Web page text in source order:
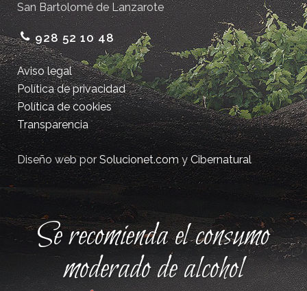
San Bartolomé de Lanzarote
928 52 10 48
Aviso legal
Política de privacidad
Política de cookies
Transparencia
Diseño web porSolucionet.comyCibernatural
Se recomienda el consumo
moderado de alcohol